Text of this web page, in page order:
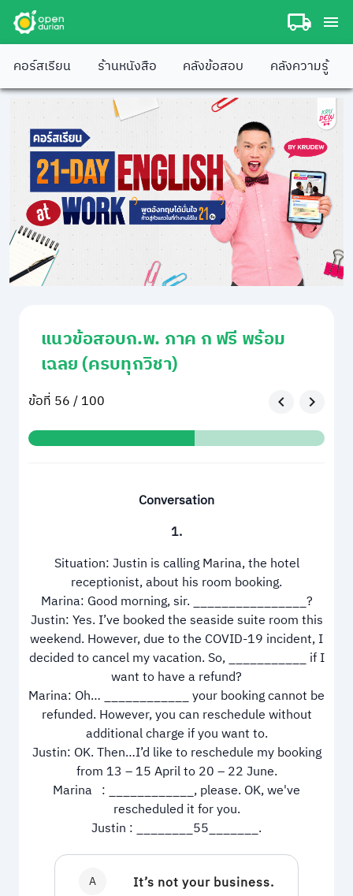
คอร์สเรียน ร้านหนังสือ คลังข้อสอบ คลังความรู้
แนวข้อสอบก.พ. ภาค ก ฟรี พร้อม
เฉลย (ครบทุกวิชา)
ข้อที่ 56 / 100
Conversation
1.
Situation: Justin is calling Marina, the hotel
receptionist, about his room booking.
Marina: Good morning, sir. ________________?
Justin: Yes. I’ve booked the seaside suite room this
weekend. However, due to the COVID-19 incident, I
decided to cancel my vacation. So, ___________ if I
want to have a refund?
Marina: Oh… ____________ your booking cannot be
refunded. However, you can reschedule without
additional charge if you want to.
Justin: OK. Then…I’d like to reschedule my booking
from 13 – 15 April to 20 – 22 June.
Marina : ____________, please. OK, we've
rescheduled it for you.
Justin : ________55_______.
A It’s not your business.